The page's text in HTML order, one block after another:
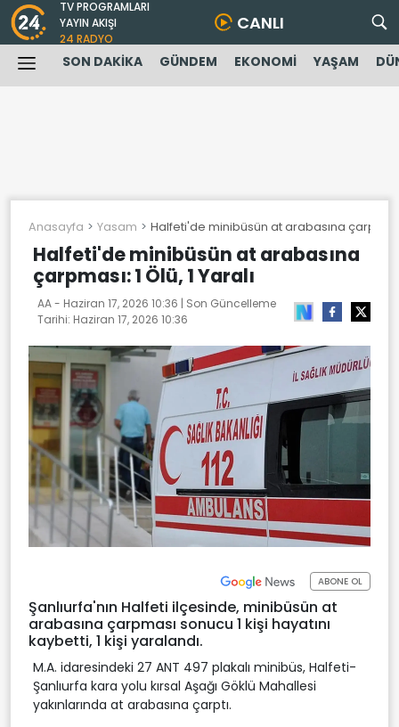
TV PROGRAMLARI
YAYIN AKIŞI
24 RADYO
CANLI
SON DAKİKA GÜNDEM EKONOMİ YAŞAM
Anasayfa Yasam Halfeti'de minibüsün at arabasına çarpması:
Halfeti'de minibüsün at arabasına
çarpması: 1 Ölü, 1 Yaralı
AA - Haziran 17, 2026 10:36 | Son Güncelleme
Tarihi: Haziran 17, 2026 10:36
ABONE OL
Şanlıurfa'nın Halfeti ilçesinde, minibüsün at
arabasına çarpması sonucu 1 kişi hayatını
kaybetti, 1 kişi yaralandı.
M.A. idaresindeki 27 ANT 497 plakalı minibüs, Halfeti-
Şanlıurfa kara yolu kırsal Aşağı Göklü Mahallesi
yakınlarında at arabasına çarptı.